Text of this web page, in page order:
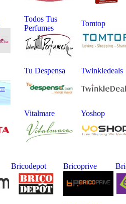
Todos Tus
Perfumes
Tomtop
Tu Despensa Twinkledeals
Vitalmare Yoshop
Bricodepot Bricoprive